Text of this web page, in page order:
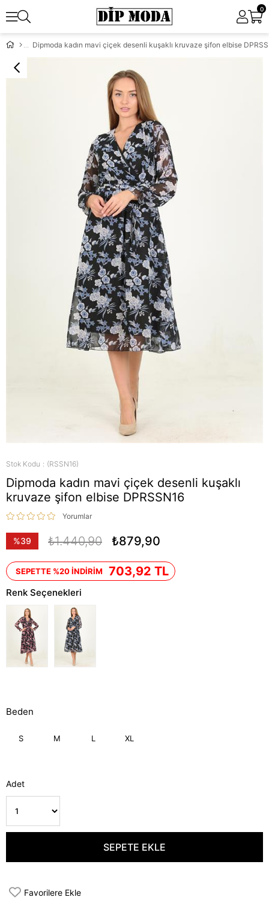
0
Dipmoda kadın mavi çiçek desenli kuşaklı kruvaze şifon elbise
Stok Kodu (RSSN16)
Dipmoda kadın mavi çiçek desenli kuşaklı
kruvaze şifon elbise DPRSSN16
Yorumlar
%39
₺1.440,90 ₺879,90
SEPETTE %20 İNDİRİM 703,92 TL
Renk Seçenekleri
Beden
S M L XL
Adet
Favorilere Ekle